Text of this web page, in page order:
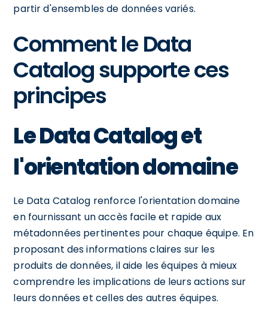
partir d'ensembles de données variés.
Comment le Data
Catalog supporte ces
principes
Le Data Catalog et
l'orientation domaine
Le Data Catalog renforce l'orientation domaine
en fournissant un accès facile et rapide aux
métadonnées pertinentes pour chaque équipe. En
proposant des informations claires sur les
produits de données, il aide les équipes à mieux
comprendre les implications de leurs actions sur
leurs données et celles des autres équipes.